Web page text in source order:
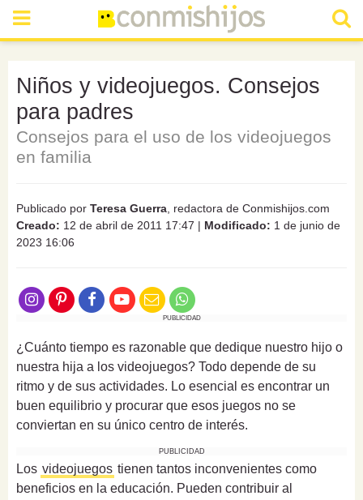
Niños y videojuegos. Consejos
para padres
Consejos para el uso de los videojuegos
en familia
Publicado por Teresa Guerra , redactora de Conmishijos.com
Creado: 12 de abril de 2011 17:47 | Modificado: 1 de junio de
2023 16:06
PUBLICIDAD
¿Cuánto tiempo es razonable que dedique nuestro hijo o
nuestra hija a los videojuegos? Todo depende de su
ritmo y de sus actividades. Lo esencial es encontrar un
buen equilibrio y procurar que esos juegos no se
conviertan en su único centro de interés.
PUBLICIDAD
Los videojuegos tienen tantos inconvenientes como
beneficios en la educación. Pueden contribuir al